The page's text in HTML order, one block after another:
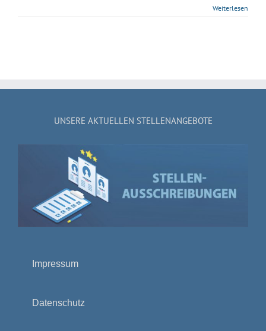
Weiterlesen
UNSERE AKTUELLEN STELLENANGEBOTE
Impressum
Datenschutz